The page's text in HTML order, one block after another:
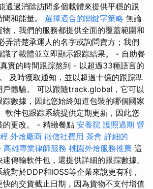
通過消除訪問多個載體來提供平穩的跟
和能量。 選擇適合的關鍵字策略 無論
物，我們的服務都提供全面的覆蓋範圍和
弄清楚承運人的名字或詢問賣方；我們
識了載體並立即顯示跟踪結果。 - 自助餐
實的時間跟踪熬到 - 以超過33種語言的
及時獲取通知，並以超過十億的跟踪準
戶體驗。 可以跟隨track.global，它可以
數據，因此您始終知道包裝的哪個國家
軟件包跟踪系統提供定期更新，因此您
的更改。 - 精緻餐點 安養院 護照過期 營
外燴廠商 徵信社費用 茶會 詳細的
高雄專業律師服務 桃園外燴服務推薦 這
傳輸軟件包，還提供詳細的跟踪數據。
對於DDP和IOSS等企業來說更有利，
快的交貨截止日期，因為貨物不支付增值